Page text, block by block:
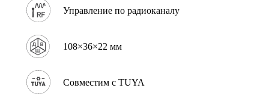
Управление по радиоканалу
108×36×22 мм
Совместим с TUYA